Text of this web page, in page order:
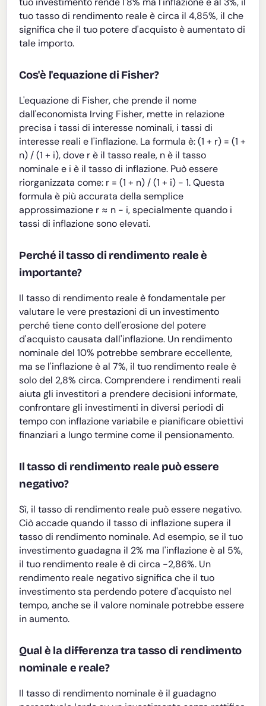
tuo tasso di rendimento reale è circa il 4,85%, il che
significa che il tuo potere d'acquisto è aumentato di
tale importo.
Cos'è l'equazione di Fisher?
L'equazione di Fisher, che prende il nome
dall'economista Irving Fisher, mette in relazione
precisa i tassi di interesse nominali, i tassi di
interesse reali e l'inflazione. La formula è: (1 + r) = (1 +
n) / (1 + i), dove r è il tasso reale, n è il tasso
nominale e i è il tasso di inflazione. Può essere
riorganizzata come: r = (1 + n) / (1 + i) - 1. Questa
formula è più accurata della semplice
approssimazione r ≈ n - i, specialmente quando i
tassi di inflazione sono elevati.
Perché il tasso di rendimento reale è
importante?
Il tasso di rendimento reale è fondamentale per
valutare le vere prestazioni di un investimento
perché tiene conto dell'erosione del potere
d'acquisto causata dall'inflazione. Un rendimento
nominale del 10% potrebbe sembrare eccellente,
ma se l'inflazione è al 7%, il tuo rendimento reale è
solo del 2,8% circa. Comprendere i rendimenti reali
aiuta gli investitori a prendere decisioni informate,
confrontare gli investimenti in diversi periodi di
tempo con inflazione variabile e pianificare obiettivi
finanziari a lungo termine come il pensionamento.
Il tasso di rendimento reale può essere
negativo?
Sì, il tasso di rendimento reale può essere negativo.
Ciò accade quando il tasso di inflazione supera il
tasso di rendimento nominale. Ad esempio, se il tuo
investimento guadagna il 2% ma l'inflazione è al 5%,
il tuo rendimento reale è di circa -2,86%. Un
rendimento reale negativo significa che il tuo
investimento sta perdendo potere d'acquisto nel
tempo, anche se il valore nominale potrebbe essere
in aumento.
Qual è la differenza tra tasso di rendimento
nominale e reale?
Il tasso di rendimento nominale è il guadagno